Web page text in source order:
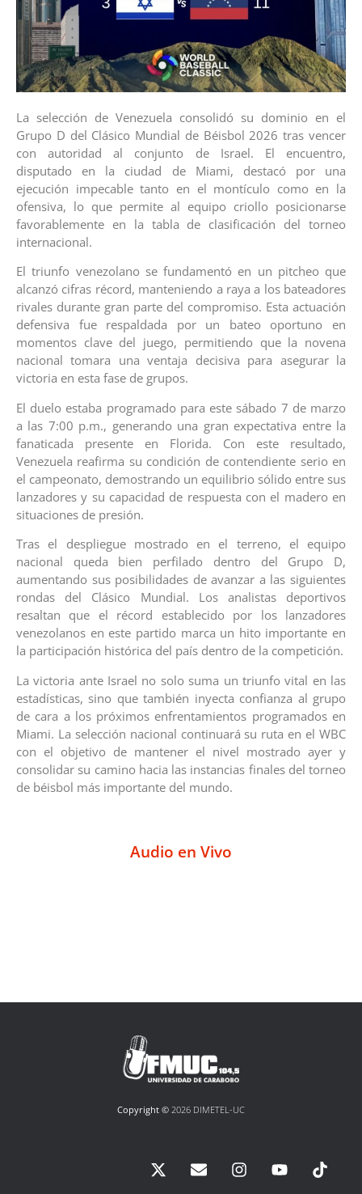
La selección de Venezuela consolidó su dominio en el
Grupo D del Clásico Mundial de Béisbol 2026 tras vencer
con autoridad al conjunto de Israel. El encuentro,
disputado en la ciudad de Miami, destacó por una
ejecución impecable tanto en el montículo como en la
ofensiva, lo que permite al equipo criollo posicionarse
favorablemente en la tabla de clasificación del torneo
internacional.
El triunfo venezolano se fundamentó en un pitcheo que
alcanzó cifras récord, manteniendo a raya a los bateadores
rivales durante gran parte del compromiso. Esta actuación
defensiva fue respaldada por un bateo oportuno en
momentos clave del juego, permitiendo que la novena
nacional tomara una ventaja decisiva para asegurar la
victoria en esta fase de grupos.
El duelo estaba programado para este sábado 7 de marzo
a las 7:00 p.m., generando una gran expectativa entre la
fanaticada presente en Florida. Con este resultado,
Venezuela reafirma su condición de contendiente serio en
el campeonato, demostrando un equilibrio sólido entre sus
lanzadores y su capacidad de respuesta con el madero en
situaciones de presión.
Tras el despliegue mostrado en el terreno, el equipo
nacional queda bien perfilado dentro del Grupo D,
aumentando sus posibilidades de avanzar a las siguientes
rondas del Clásico Mundial. Los analistas deportivos
resaltan que el récord establecido por los lanzadores
venezolanos en este partido marca un hito importante en
la participación histórica del país dentro de la competición.
La victoria ante Israel no solo suma un triunfo vital en las
estadísticas, sino que también inyecta confianza al grupo
de cara a los próximos enfrentamientos programados en
Miami. La selección nacional continuará su ruta en el WBC
con el objetivo de mantener el nivel mostrado ayer y
consolidar su camino hacia las instancias finales del torneo
de béisbol más importante del mundo.
Audio en Vivo
Copyright © 2026 DIMETEL-UC